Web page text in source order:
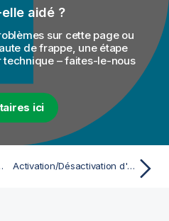
aidé ?
sur cette page ou
de frappe, une étape
technique – faites-le-nous
ici
une Routelet Activation/Désactivation d'un composant ou d'un sous-Job ou d'une Route